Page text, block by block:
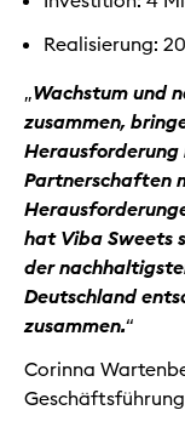
Realisierung:
„Wachstum und
zusammen,
Herausforderung
Partnerschaften
hat Viba Sweets
der
Deutschland
zusammen.“
Corinna